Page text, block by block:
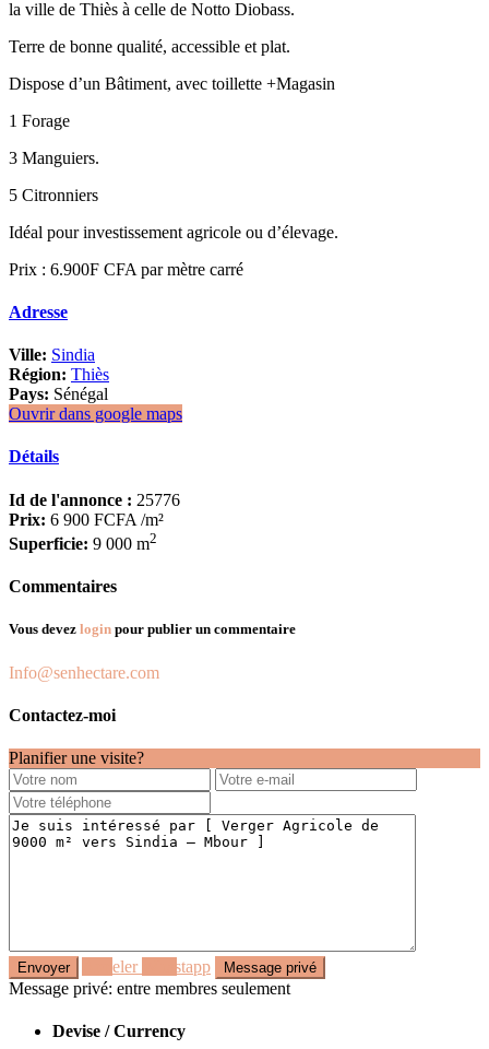
la ville de Thiès à celle de Notto Diobass.
Terre de bonne qualité, accessible et plat.
Dispose d’un Bâtiment, avec toillette +Magasin
1 Forage
3 Manguiers.
5 Citronniers
Idéal pour investissement agricole ou d’élevage.
Prix : 6.900F CFA par mètre carré
Adresse
Ville: Sindia
Région: Thiès
Pays: Sénégal
Ouvrir dans google maps
Détails
Id de l'annonce : 25776
Prix: 6 900 FCFA /m²
Superficie: 9 000 m2
Commentaires
Vous devez login pour publier un commentaire
Info@senhectare.com
Contactez-moi
Planifier une visite?
Appeler
Whastapp
Message privé: entre membres seulement
Devise / Currency